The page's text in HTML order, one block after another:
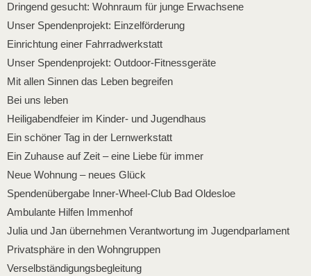
Dringend gesucht: Wohnraum für junge Erwachsene
Unser Spendenprojekt: Einzelförderung
Einrichtung einer Fahrradwerkstatt
Unser Spendenprojekt: Outdoor-Fitnessgeräte
Mit allen Sinnen das Leben begreifen
Bei uns leben
Heiligabendfeier im Kinder- und Jugendhaus
Ein schöner Tag in der Lernwerkstatt
Ein Zuhause auf Zeit – eine Liebe für immer
Neue Wohnung – neues Glück
Spendenübergabe Inner-Wheel-Club Bad Oldesloe
Ambulante Hilfen Immenhof
Julia und Jan übernehmen Verantwortung im Jugendparlament
Privatsphäre in den Wohngruppen
Verselbständigungsbegleitung